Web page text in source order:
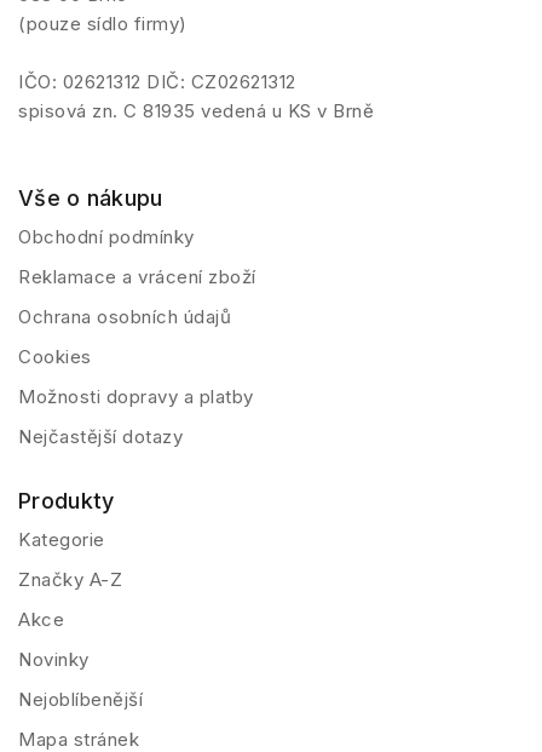
(pouze sídlo firmy)
IČO: 02621312 DIČ: CZ02621312
spisová zn. C 81935 vedená u KS v Brně
Vše o nákupu
Obchodní podmínky
Reklamace a vrácení zboží
Ochrana osobních údajů
Cookies
Možnosti dopravy a platby
Nejčastější dotazy
Produkty
Kategorie
Značky A-Z
Akce
Novinky
Nejoblíbenější
Mapa stránek